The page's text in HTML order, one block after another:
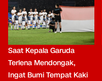
Saat Kepala Garuda
Terlena Mendongak,
Ingat Bumi Tempat Kaki